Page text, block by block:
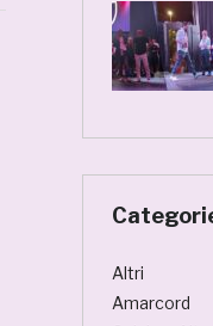
Altri
Amarcord